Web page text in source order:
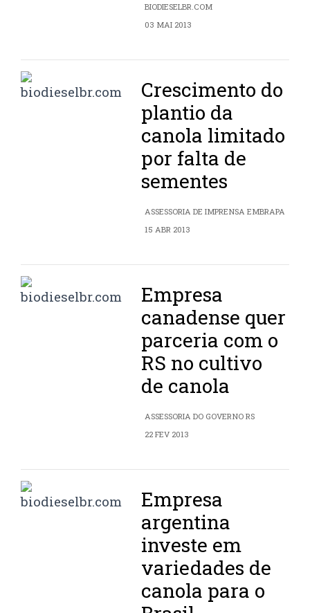
BIODIESELBR.COM
03 MAI 2013
Crescimento do
plantio da
canola limitado
por falta de
sementes
ASSESSORIA DE IMPRENSA EMBRAPA
15 ABR 2013
Empresa
canadense quer
parceria com o
RS no cultivo
de canola
ASSESSORIA DO GOVERNO RS
22 FEV 2013
Empresa
argentina
investe em
variedades de
canola para o